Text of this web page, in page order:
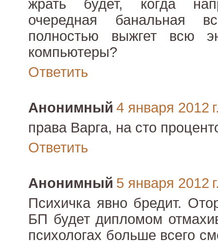
жрать будет, когда
очередная банальная
полностью выжгет всю
компьютеры?
Ответить
Анонимный 4 января 2012
права Варга, на сто
Ответить
Анонимный 5 января 2012
Психичка явно бредит.
БП будет дипломом
психологах больше всего